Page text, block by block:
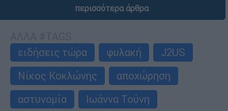
περισσότερα άρθρα
ειδήσεις τώρα
φυλακή
J2US
Νίκος Κοκλώνης
αποχώρηση
αστυνομία
Ιωάννα Τούνη